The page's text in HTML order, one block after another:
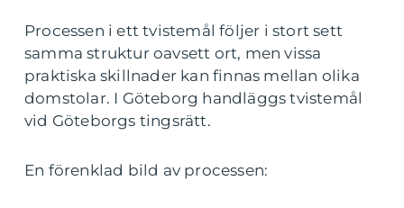
Processen i ett tvistemål följer i stort sett
samma struktur oavsett ort, men vissa
praktiska skillnader kan finnas mellan olika
domstolar. I Göteborg handläggs tvistemål
vid Göteborgs tingsrätt.
En förenklad bild av processen: